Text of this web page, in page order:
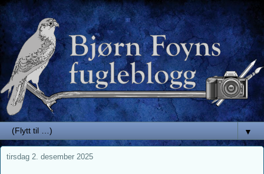
▼
tirsdag 2. desember 2025